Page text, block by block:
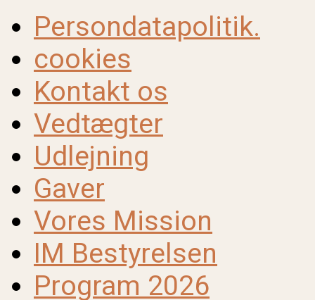
Persondatapolitik.
cookies
Kontakt os
Vedtægter
Udlejning
Gaver
Vores Mission
IM Bestyrelsen
Program 2026